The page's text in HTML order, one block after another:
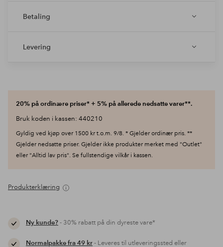
Betaling
Levering
20% på ordinære priser* + 5% på allerede nedsatte varer**.
Bruk koden i kassen: 440210
Gyldig ved kjøp over 1500 kr t.o.m. 9/8. * Gjelder ordinær pris. **
Gjelder nedsatte priser. Gjelder ikke produkter merket med "Outlet"
eller "Alltid lav pris". Se fullstendige vilkår i kassen.
Produkterklæring
Ny kunde?- 30% rabatt på din dyreste vare*
Normalpakke fra 49 kr- Leveres til utleveringssted eller